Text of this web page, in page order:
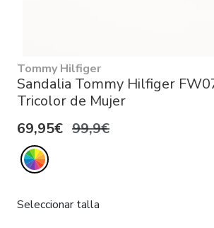
Tommy Hilfiger
Sandalia Tommy Hilfiger
Tricolor de Mujer
69,95€ 99,9€
Seleccionar talla